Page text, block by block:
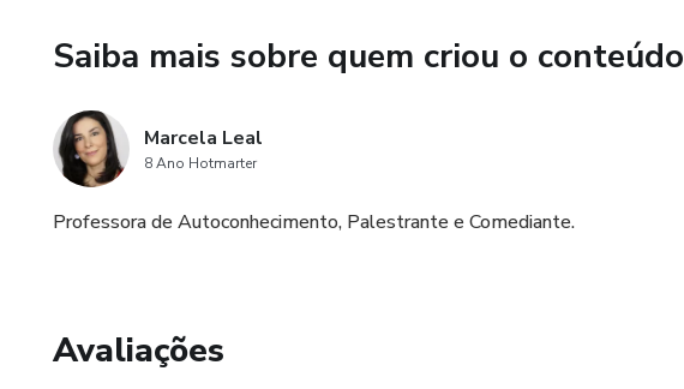
Saiba mais sobre quem criou o conteúdo
Marcela Leal
8 Ano Hotmarter
Professora de Autoconhecimento, Palestrante e Comediante.
Avaliações